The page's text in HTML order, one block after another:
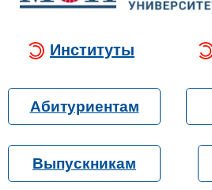
Институты
Абитуриентам
Выпускникам